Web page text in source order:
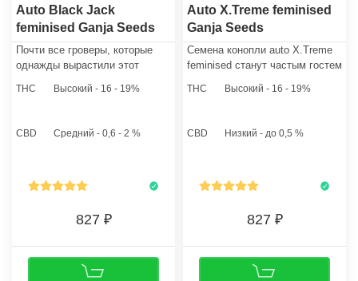
Auto Black Jack
feminised Ganja Seeds
Почти все гроверы, которые
однажды вырастили этот
чтобы вновь купить семена
Черного Джека.
THC Высокий - 16 - 19%
CBD Средний - 0,6 - 2 %
827
Auto X.Treme feminised
Ganja Seeds
Семена конопли auto X.Treme
feminised станут частым гостем
единожды возьмется за
которые дают эти семена
THC Высокий - 16 - 19%
CBD Низкий - до 0,5 %
827